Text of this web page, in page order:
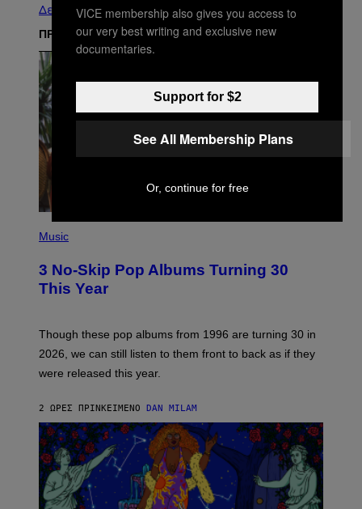
Δείτε τα όλα
ΠΡΟΣΦΑΤΑ
H
O
B
Y
M
O
E
/
E
T
T
Y
I
M
A
Music
3 No-Skip Pop Albums Turning 30
This Year
Though these pop albums from 1996 are turning 30 in
2026, we can still listen to them front to back as if they
were released this year.
2 ΏΡΕΣ ΠΡΙΝ ΚΕΊΜΕΝΟ DAN MILAM
VICE membership also gives you access to
our very best writing and exclusive new
documentaries.
Support for $2
See All Membership Plans
Or, continue for free